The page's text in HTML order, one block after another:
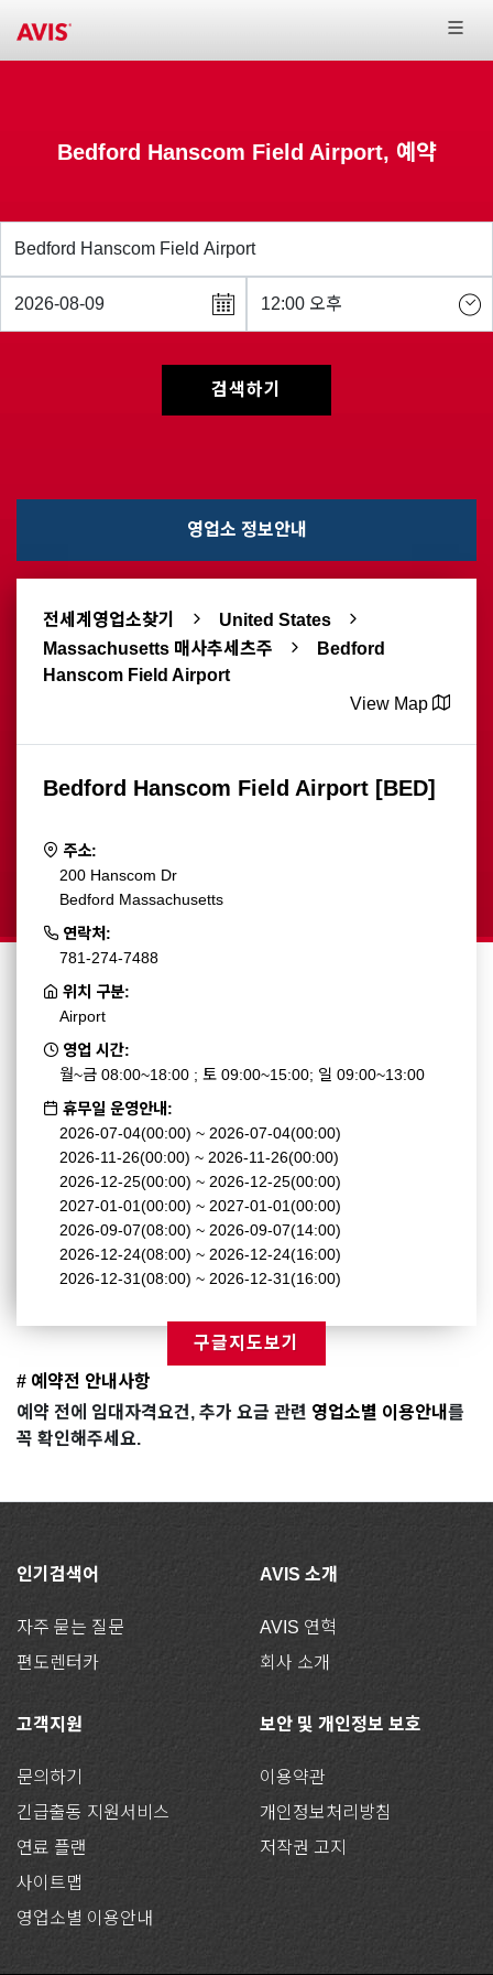
Bedford Hanscom Field Airport, 예약
검색하기
영업소 정보안내
전세계영업소찾기
United States
Massachusetts 매사추세츠주
Bedford
Hanscom Field Airport
View Map
Bedford Hanscom Field Airport [BED]
주소:
200 Hanscom Dr
Bedford Massachusetts
연락처:
781-274-7488
위치 구분:
Airport
영업 시간:
월~금 08:00~18:00 ; 토 09:00~15:00; 일 09:00~13:00
휴무일 운영안내:
2026-07-04(00:00) ~ 2026-07-04(00:00)
2026-11-26(00:00) ~ 2026-11-26(00:00)
2026-12-25(00:00) ~ 2026-12-25(00:00)
2027-01-01(00:00) ~ 2027-01-01(00:00)
2026-09-07(08:00) ~ 2026-09-07(14:00)
2026-12-24(08:00) ~ 2026-12-24(16:00)
2026-12-31(08:00) ~ 2026-12-31(16:00)
구글지도보기
# 예약전 안내사항
예약 전에 임대자격요건, 추가 요금 관련 영업소별 이용안내 를
꼭 확인해주세요.
인기검색어
자주 묻는 질문
편도렌터카
AVIS 소개
AVIS 연혁
회사 소개
고객지원
문의하기
긴급출동 지원서비스
연료 플랜
사이트맵
영업소별 이용안내
보안 및 개인정보 보호
이용약관
개인정보처리방침
저작권 고지